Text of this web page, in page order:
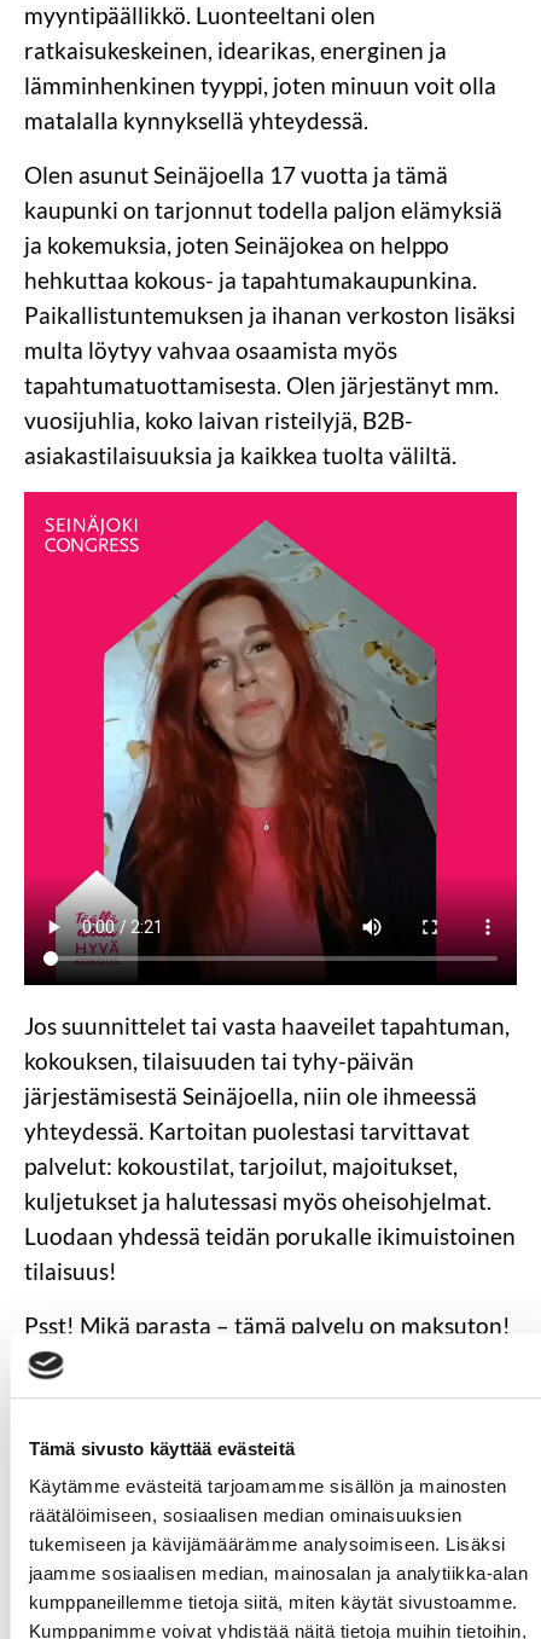
Tämä sivusto käyttää evästeitä
Käytämme evästeitä tarjoamamme sisällön ja mainosten
räätälöimiseen, sosiaalisen median ominaisuuksien
tukemiseen ja kävijämäärämme analysoimiseen. Lisäksi
jaamme sosiaalisen median, mainosalan ja analytiikka-alan
kumppaneillemme tietoja siitä, miten käytät sivustoamme.
Kumppanimme voivat yhdistää näitä tietoja muihin tietoihin,
myyntipäällikkö. Luonteeltani olen
ratkaisukeskeinen, idearikas, energinen ja
lämminhenkinen tyyppi, joten minuun voit olla
matalalla kynnyksellä yhteydessä.
Olen asunut Seinäjoella 17 vuotta ja tämä
kaupunki on tarjonnut todella paljon elämyksiä
ja kokemuksia, joten Seinäjokea on helppo
hehkuttaa kokous- ja tapahtumakaupunkina.
Paikallistuntemuksen ja ihanan verkoston lisäksi
multa löytyy vahvaa osaamista myös
tapahtumatuottamisesta. Olen järjestänyt mm.
vuosijuhlia, koko laivan risteilyjä, B2B-
asiakastilaisuuksia ja kaikkea tuolta väliltä.
Jos suunnittelet tai vasta haaveilet tapahtuman,
kokouksen, tilaisuuden tai tyhy-päivän
järjestämisestä Seinäjoella, niin ole ihmeessä
yhteydessä. Kartoitan puolestasi tarvittavat
palvelut: kokoustilat, tarjoilut, majoitukset,
kuljetukset ja halutessasi myös oheisohjelmat.
Luodaan yhdessä teidän porukalle ikimuistoinen
tilaisuus!
Psst! Mikä parasta – tämä palvelu on maksuton!
Ollaanhan yhteydessä, niin voidaan yhdessä
Seinäjoella!
Tapahtumarikkain terkuin,
Henni Välimaa, Seinäjoen sisäänheittäjä
0505421469puhelut & WhatsApp
henni.valimaa@seinajokicongress.fi